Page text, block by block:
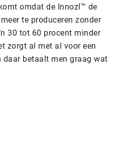
omdat de Innozl™ de
te produceren zonder
30 tot 60 procent minder
zorgt al met al voor een
betaalt men graag wat